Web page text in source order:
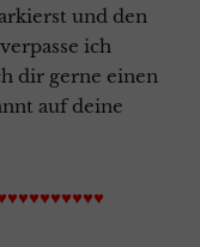
und den
ich
dir gerne einen
auf deine